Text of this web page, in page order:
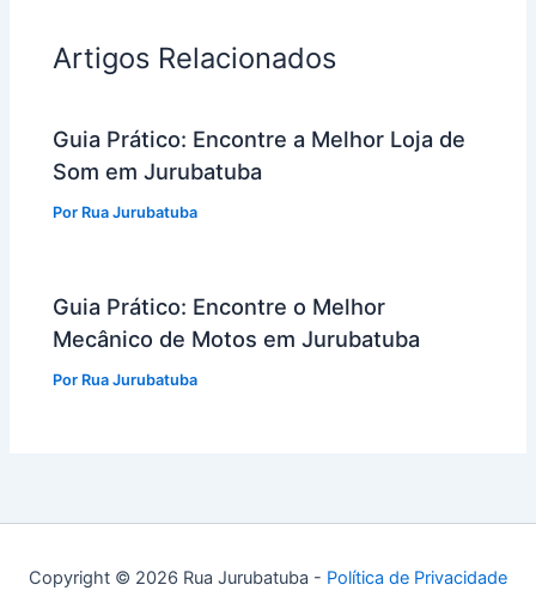
Artigos Relacionados
Guia Prático: Encontre a Melhor Loja de
Som em Jurubatuba
Por Rua Jurubatuba
Guia Prático: Encontre o Melhor
Mecânico de Motos em Jurubatuba
Por Rua Jurubatuba
Copyright © 2026 Rua Jurubatuba - Política de Privacidade